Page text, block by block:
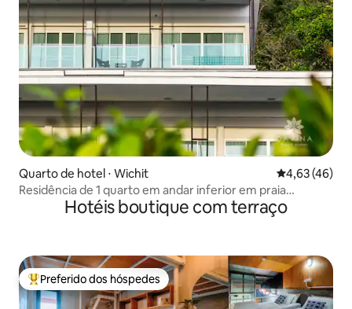
Quarto de hotel ⋅ Wichit 4,63 de uma
4,63 (46)
Residência de 1 quarto em andar inferior em praia
tranquilaHotéis boutique com terraço
Entre os melhores preferidos dos hóspedes
Preferido dos hóspedes